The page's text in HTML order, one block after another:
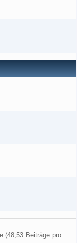
(48,53 Beiträge pro